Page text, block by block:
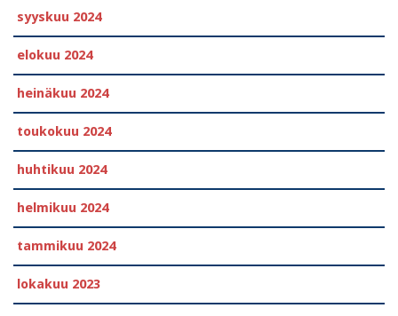
syyskuu 2024
elokuu 2024
heinäkuu 2024
toukokuu 2024
huhtikuu 2024
helmikuu 2024
tammikuu 2024
lokakuu 2023